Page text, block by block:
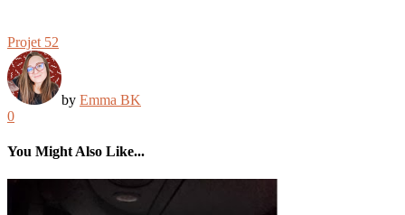
Projet 52
by Emma BK
0
You Might Also Like...